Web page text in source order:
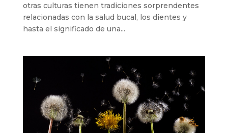
otras culturas tienen tradiciones sorprendentes
relacionadas con la salud bucal, los dientes y
hasta el significado de una...